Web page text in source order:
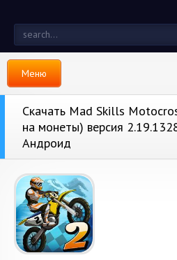
Меню
Скачать Mad Skills
на монеты) версия
Андроид